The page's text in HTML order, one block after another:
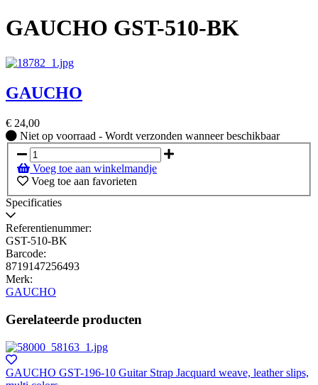
GAUCHO GST-510-BK
GAUCHO
€ 24,00
Niet
op
voorraad
-
Wordt
verzonden
beschikbaar
Niet op voorraad - Wordt verzonden wanneer beschikbaar
Voeg toe aan winkelmandje
Voeg toe aan favorieten
Specificaties
Referentienummer:
GST-510-BK
Barcode:
8719147256493
Merk:
GAUCHO
Gerelateerde producten
GAUCHO GST-196-10 Guitar Strap Jacquard weave, leather slips,